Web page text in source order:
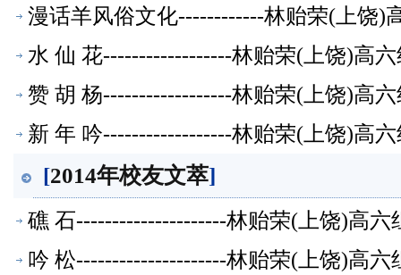
漫话羊风俗文化------------林贻荣(上饶)
水 仙 花------------------林贻荣(上饶)高
赞 胡 杨------------------林贻荣(上饶)高
新 年 吟------------------林贻荣(上饶)高
[2014年校友文萃]
礁 石---------------------林贻荣(上饶)高六
吟 松---------------------林贻荣(上饶)高六